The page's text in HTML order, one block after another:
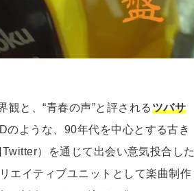
と、“青春の声”と評されるツバサ
のような、90年代を中心とする古き
）を通じて出会い意気投合した
エイティブユニットとして楽曲制作